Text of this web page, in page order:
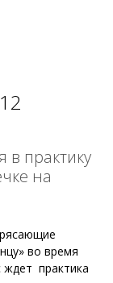
в практику
на
во время
ждет практика